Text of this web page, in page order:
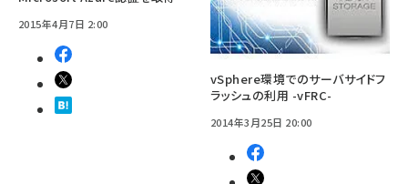
2015年4月7日 2:00
vSphere環境でのサーバサイドフ
ラッシュの利用 -vFRC-
2014年3月25日 20:00